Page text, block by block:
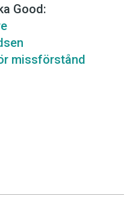
Good:
missförstånd